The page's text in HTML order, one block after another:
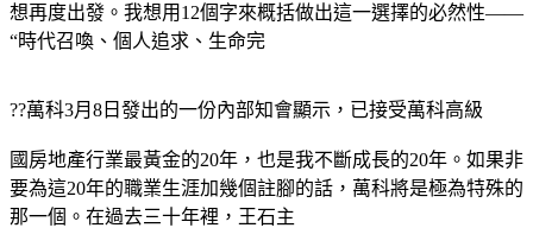
想再度出發。我想用12個字來概括做出這一選擇的必然性——
“時代召喚、個人追求、生命完
??萬科3月8日發出的一份內部知會顯示，已接受萬科高級
國房地產行業最黃金的20年，也是我不斷成長的20年。如果非
要為這20年的職業生涯加幾個註腳的話，萬科將是極為特殊的
那一個。在過去三十年裡，王石主